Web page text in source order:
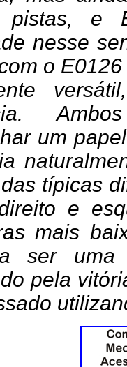
pistas, e
nesse
o
um
típicas
e
mais
ser uma
pela